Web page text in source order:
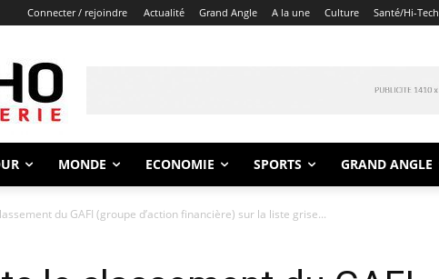
Connecter / rejoindre Actualité Grand Angle A la une Culture Santé/Hi-Tech
MONDE ECONOMIE SPORTS GRAND ANGLE
du GAFI (groupe d’action financière) sur la liste grise...